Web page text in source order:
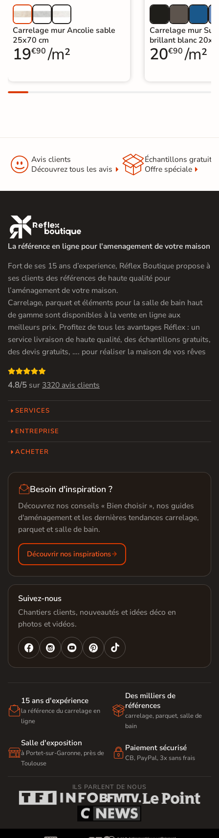
Carrelage mur Ancolie sable
25x70 cm
19€90 /m²
Carrelage mur
brillant blanc
20€90 /m²
 Avis clients
Découvrez tous les avis
Échantillons gratuit
Offre spéciale

La référence en ligne pour l'amenagement de votre maison
Fort de ses 15 ans d’experience, Réflex Boutique propose à
ses clients des références de haute qualité pour
l’aménagement de votre maison.
Carrelage, parquet et éléments pour la salle de bain haut
de gamme sont disponibles à la vente en ligne aux
meilleurs prix. Profitez de tous les avantages Réflex : un
service livraison de haute qualité, des échantillons gratuits,
des devis gratuits, …. pour réaliser la maison de vos rêves

4.8/5 sur 3320 avis clients
SERVICES
ENTREPRISE
ACHETER
Besoin d'inspiration ?
Découvrez nos conseils « Bien choisir », nos guides
d'aménagement et les dernières tendances carrelage,
parquet et salle de bain.
Découvrir nos inspirations
Suivez-nous
Chantiers clients, nouveautés et idées déco en
photos et vidéos.
   

15 ans d'expérience
la référence du carrelage en
ligne

Des milliers de
références
carrelage, parquet, salle de
bain

Salle d'exposition
à Portet-sur-Garonne, près de
Toulouse
 Paiement sécurisé
CB, PayPal, 3x sans frais
ILS PARLENT DE NOUS